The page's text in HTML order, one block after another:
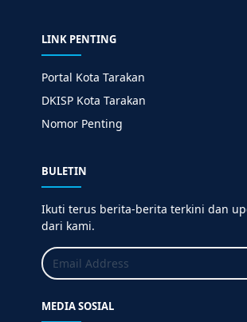
LINK PENTING
Portal Kota Tarakan
DKISP Kota Tarakan
Nomor Penting
BULETIN
Ikuti terus berita-berita terkini dan
dari kami.
MEDIA SOSIAL